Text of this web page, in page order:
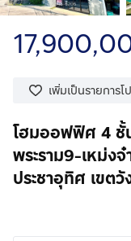
เพิ่มเป็นรายการโ
โฮมออฟฟิศ 4 ชั้
พระราม9-เหม่ง
ประชาอุทิศ เขต